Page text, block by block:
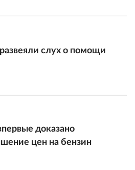
слух о помощи
доказано
цен на бензин